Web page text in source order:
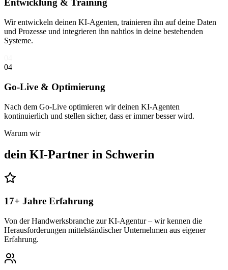
Entwicklung & Training
Wir entwickeln deinen KI-Agenten, trainieren ihn auf deine Daten
und Prozesse und integrieren ihn nahtlos in deine bestehenden
Systeme.
04
Go-Live & Optimierung
Nach dem Go-Live optimieren wir deinen KI-Agenten
kontinuierlich und stellen sicher, dass er immer besser wird.
Warum wir
dein KI-Partner in Schwerin
17+ Jahre Erfahrung
Von der Handwerksbranche zur KI-Agentur – wir kennen die
Herausforderungen mittelständischer Unternehmen aus eigener
Erfahrung.